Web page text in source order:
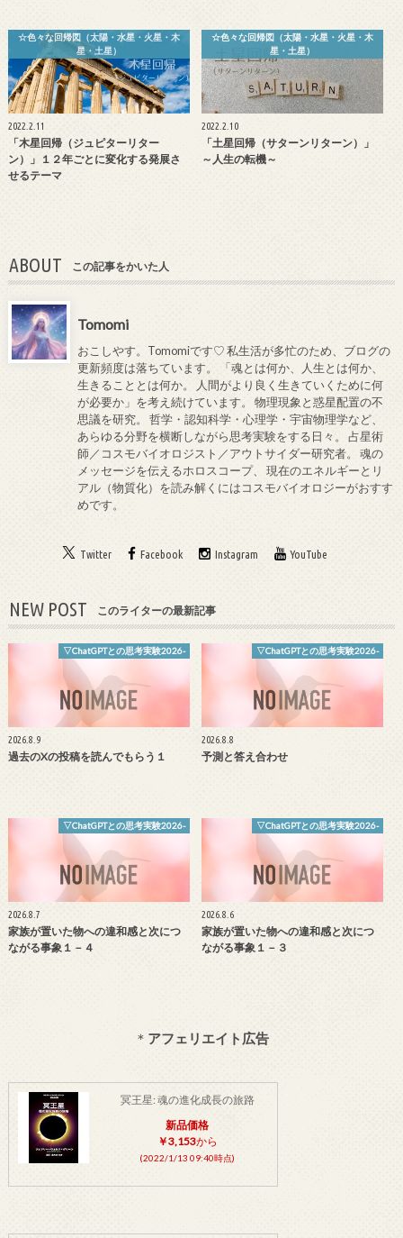
☆色々な回帰図（太陽・水星・火星・木
星・土星）
2022.2.11
「木星回帰（ジュピターリター
ン）」１２年ごとに変化する発展さ
せるテーマ
☆色々な回帰図（太陽・水星・火星・木
星・土星）
2022.2.10
「土星回帰（サターンリターン）」
～人生の転機～
ABOUT この記事をかいた人
Tomomi
おこしやす。Tomomiです♡ 私生活が多忙のため、ブログの
更新頻度は落ちています。 「魂とは何か、人生とは何か、
生きることとは何か。 人間がより良く生きていくために何
が必要か」を考え続けています。 物理現象と惑星配置の不
思議を研究。 哲学・認知科学・心理学・宇宙物理学など、
あらゆる分野を横断しながら思考実験をする日々。 占星術
師／コスモバイオロジスト／アウトサイダー研究者。 魂の
メッセージを伝えるホロスコープ、 現在のエネルギーとリ
アル（物質化）を読み解くにはコスモバイオロジーがおすす
めです。
Twitter Facebook Instagram YouTube
NEW POST このライターの最新記事
▽ChatGPTとの思考実験2026-
2026.8.9
過去のXの投稿を読んでもらう１
▽ChatGPTとの思考実験2026-
2026.8.8
予測と答え合わせ
▽ChatGPTとの思考実験2026-
2026.8.7
家族が置いた物への違和感と次につ
ながる事象１－４
▽ChatGPTとの思考実験2026-
2026.8.6
家族が置いた物への違和感と次につ
ながる事象１－３
＊ アフェリエイト広告
冥王星: 魂の進化成長の旅路
新品価格
￥3,153から
(2022/1/13 09:40時点)